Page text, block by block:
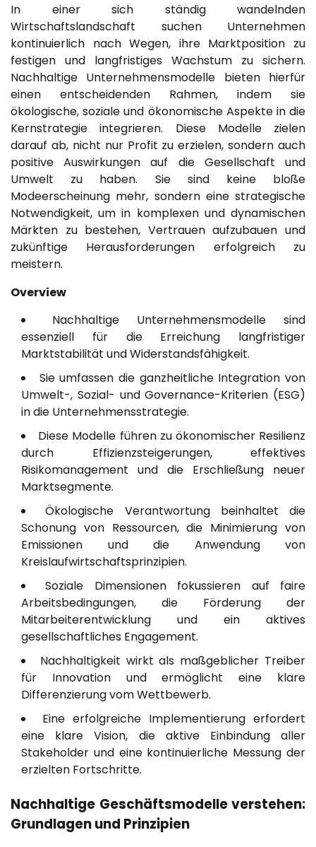
In einer sich ständig wandelnden
Wirtschaftslandschaft suchen Unternehmen
kontinuierlich nach Wegen, ihre Marktposition zu
festigen und langfristiges Wachstum zu sichern.
Nachhaltige Unternehmensmodelle bieten hierfür
einen entscheidenden Rahmen, indem sie
ökologische, soziale und ökonomische Aspekte in die
Kernstrategie integrieren. Diese Modelle zielen
darauf ab, nicht nur Profit zu erzielen, sondern auch
positive Auswirkungen auf die Gesellschaft und
Umwelt zu haben. Sie sind keine bloße
Modeerscheinung mehr, sondern eine strategische
Notwendigkeit, um in komplexen und dynamischen
Märkten zu bestehen, Vertrauen aufzubauen und
zukünftige Herausforderungen erfolgreich zu
meistern.
Overview
Nachhaltige Unternehmensmodelle sind
essenziell für die Erreichung langfristiger
Marktstabilität und Widerstandsfähigkeit.
Sie umfassen die ganzheitliche Integration von
Umwelt-, Sozial- und Governance-Kriterien (ESG)
in die Unternehmensstrategie.
Diese Modelle führen zu ökonomischer Resilienz
durch Effizienzsteigerungen, effektives
Risikomanagement und die Erschließung neuer
Marktsegmente.
Ökologische Verantwortung beinhaltet die
Schonung von Ressourcen, die Minimierung von
Emissionen und die Anwendung von
Kreislaufwirtschaftsprinzipien.
Soziale Dimensionen fokussieren auf faire
Arbeitsbedingungen, die Förderung der
Mitarbeiterentwicklung und ein aktives
gesellschaftliches Engagement.
Nachhaltigkeit wirkt als maßgeblicher Treiber
für Innovation und ermöglicht eine klare
Differenzierung vom Wettbewerb.
Eine erfolgreiche Implementierung erfordert
eine klare Vision, die aktive Einbindung aller
Stakeholder und eine kontinuierliche Messung der
erzielten Fortschritte.
Nachhaltige Geschäftsmodelle verstehen:
Grundlagen und Prinzipien